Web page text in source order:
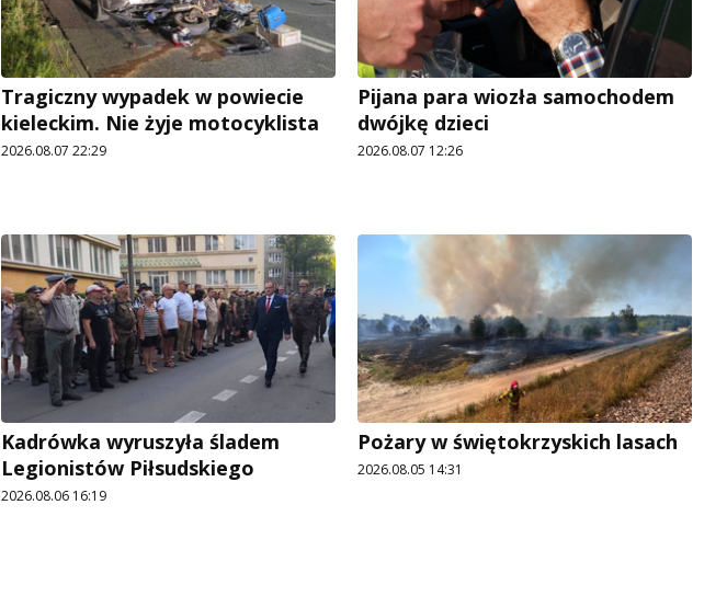
Tragiczny wypadek w powiecie
kieleckim. Nie żyje motocyklista
2026.08.07 22:29
Pijana para wiozła samochodem
dwójkę dzieci
2026.08.07 12:26
Kadrówka wyruszyła śladem
Legionistów Piłsudskiego
2026.08.06 16:19
Pożary w świętokrzyskich lasach
2026.08.05 14:31